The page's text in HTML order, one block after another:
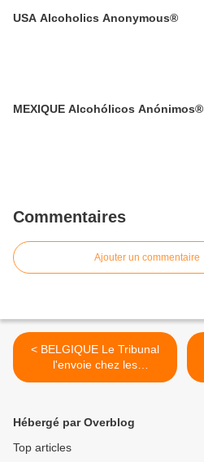
USA Alcoholics Anonymous®
MEXIQUE Alcohólicos Anónimos®
Commentaires
Ajouter un commentaire
< BELGIQUE Le Tribunal
l'envoie chez les
Alcooliques Anonymes
Hébergé par Overblog
Top articles